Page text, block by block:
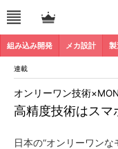
組み込み開発 メカ設計 製
連載
高精度技術はス
オンリーワン技術
日本の“オンリーワン